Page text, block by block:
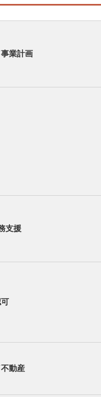
業計画
支援
動産